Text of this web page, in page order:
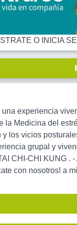
O INICIA
experiencia
la Medicina del
los vicios
grupal y
CHI-CHI KUNG .
con nosotros! a